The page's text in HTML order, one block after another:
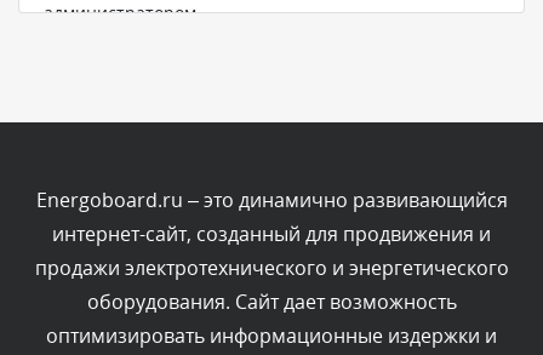
администратором.
Комментарий проверяется
Текст комментария будет виден после проверки
администратором.
Сегодня, в 00:57
Energoboard.ru – это динамично развивающийся
интернет-сайт, созданный для продвижения и
продажи электротехнического и энергетического
оборудования. Сайт дает возможность
оптимизировать информационные издержки и